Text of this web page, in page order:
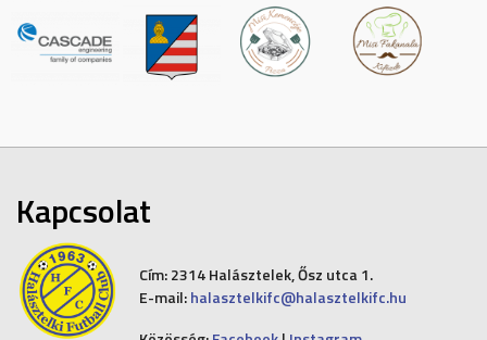
Kapcsolat
Cím:2314 Halásztelek, Ősz utca 1.
E-mail: halasztelkifc@halasztelkifc.hu